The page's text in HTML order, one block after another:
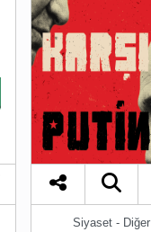
Siyaset - Diğer